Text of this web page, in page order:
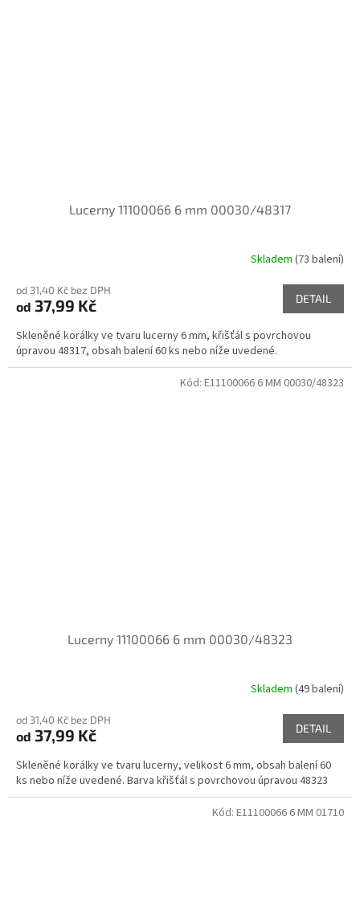
Lucerny 11100066 6 mm 00030/48317
Skladem (73 balení)
od 31,40 Kč bez DPH
od 37,99 Kč DETAIL
Skleněné korálky ve tvaru lucerny 6 mm, křišťál s povrchovou
úpravou 48317, obsah balení 60 ks nebo níže uvedené.
Lucerny 11100066 6 mm 00030/48323
Skladem (49 balení)
od 31,40 Kč bez DPH
od 37,99 Kč DETAIL
Skleněné korálky ve tvaru lucerny, velikost 6 mm, obsah balení 60
ks nebo níže uvedené. Barva křišťál s povrchovou úpravou 48323
Kód: E11100066 6 MM 00030/48323
Kód: E11100066 6 MM 01710